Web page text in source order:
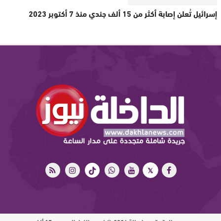
إسرائيل تُعلن إصابة أكثر من 15 ألف جندي منذ 7 أكتوبر 2023